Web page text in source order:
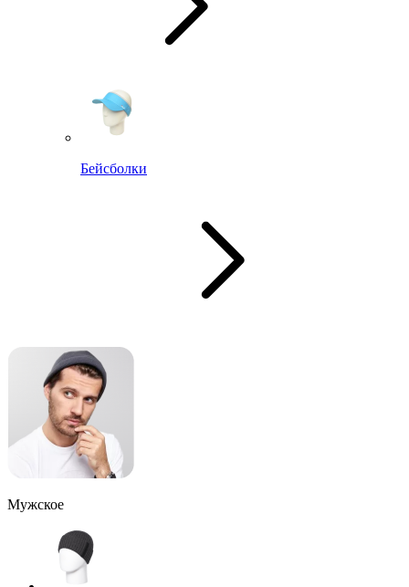
Бейсболки
Мужское